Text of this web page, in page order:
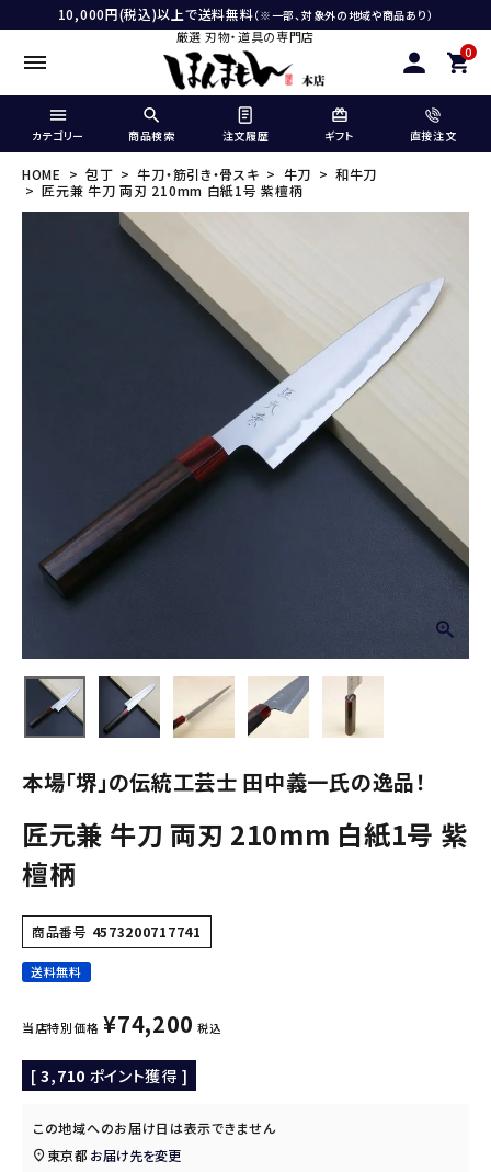
10,000円(税込)以上で送料無料（※一部、対象外の地域や商品あり）
厳選 刃物・道具の専門店
0
カテゴリー 商品検索 注文履歴 ギフト 直接注文
HOME 包丁 牛刀・筋引き・骨スキ 牛刀
和牛刀
匠元兼 牛刀 両刃 210mm 白紙1号 紫檀柄
本場「堺」の伝統工芸士 田中義一氏の逸品！
匠元兼 牛刀 両刃 210mm 白紙1号 紫
檀柄
商品番号 4573200717741
送料無料
当店特別価格 ¥74,200 税込
[ 3,710 ポイント獲得 ]
この地域へのお届け日は表示できません
東京都 お届け先を変更